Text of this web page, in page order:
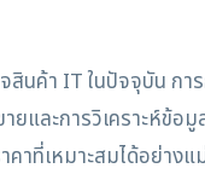
นค้า IT ในปัจจุบัน ก
และการวิเคราะห์ข้
าที่เหมาะสมได้อย่างแ